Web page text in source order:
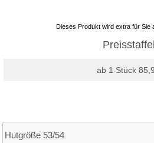
Dieses Produkt wird extra für Sie
ab 1 Stück